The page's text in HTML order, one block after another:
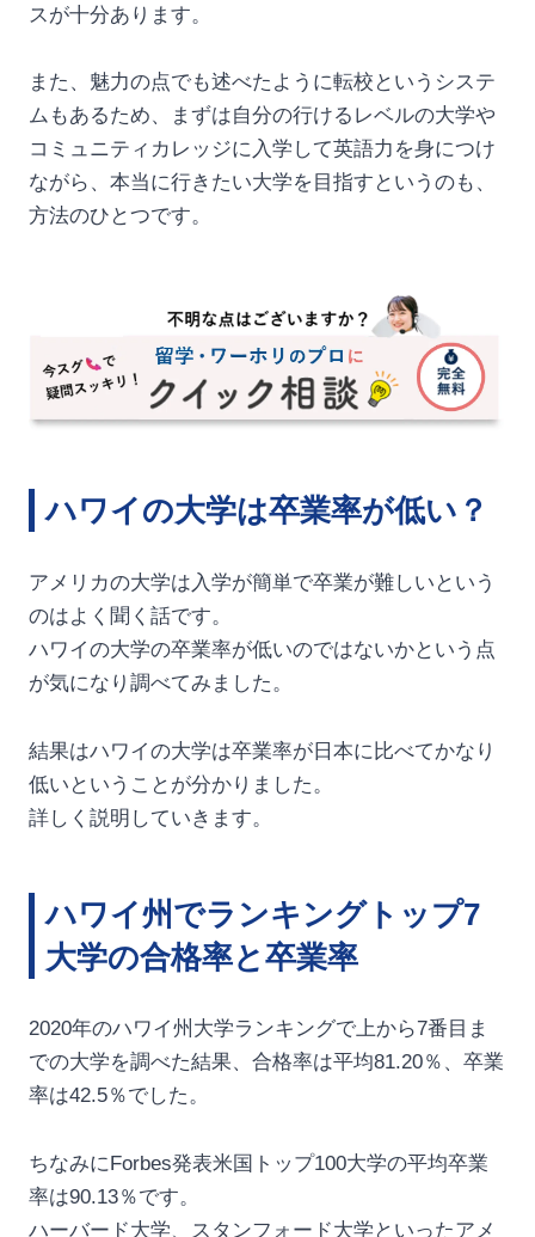
スが十分あります。
また、魅力の点でも述べたように転校というシステ
ムもあるため、まずは自分の行けるレベルの大学や
コミュニティカレッジに入学して英語力を身につけ
ながら、本当に行きたい大学を目指すというのも、
方法のひとつです。
ハワイの大学は卒業率が低い？
アメリカの大学は入学が簡単で卒業が難しいという
のはよく聞く話です。
ハワイの大学の卒業率が低いのではないかという点
が気になり調べてみました。
結果はハワイの大学は卒業率が日本に比べてかなり
低いということが分かりました。
詳しく説明していきます。
ハワイ州でランキングトップ7
大学の合格率と卒業率
2020年のハワイ州大学ランキングで上から7番目ま
での大学を調べた結果、合格率は平均81.20％、卒業
率は42.5％でした。
ちなみにForbes発表米国トップ100大学の平均卒業
率は90.13％です。
ハーバード大学、スタンフォード大学といったアメ